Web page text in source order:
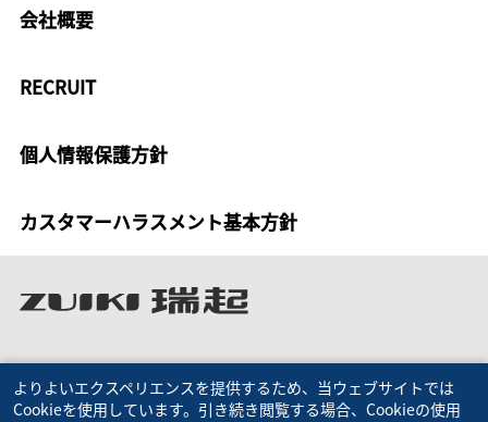
会社概要
RECRUIT
個人情報保護方針
カスタマーハラスメント基本方針
よりよいエクスペリエンスを提供するため、当ウェブサイトでは
Cookieを使用しています。引き続き閲覧する場合、Cookieの使用